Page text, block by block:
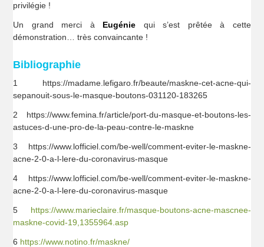
privilégie !
Un grand merci à Eugénie qui s’est prêtée à cette
démonstration… très convaincante !
Bibliographie
1 https://madame.lefigaro.fr/beaute/maskne-cet-acne-qui-
sepanouit-sous-le-masque-boutons-031120-183265
2 https://www.femina.fr/article/port-du-masque-et-boutons-les-
astuces-d-une-pro-de-la-peau-contre-le-maskne
3 https://www.lofficiel.com/be-well/comment-eviter-le-maskne-
acne-2-0-a-l-lere-du-coronavirus-masque
4 https://www.lofficiel.com/be-well/comment-eviter-le-maskne-
acne-2-0-a-l-lere-du-coronavirus-masque
5 https://www.marieclaire.fr/masque-boutons-acne-mascnee-
maskne-covid-19,1355964.asp
6 https://www.notino.fr/maskne/